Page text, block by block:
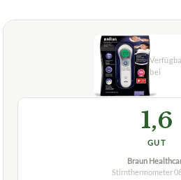
1,6
GUT
Braun
Stirnthermometer